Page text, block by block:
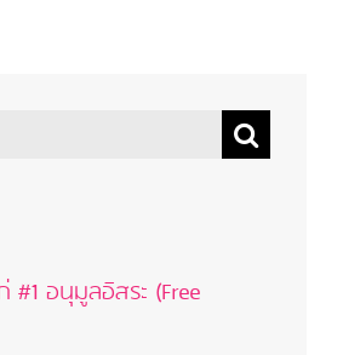
#1 อนุมูลอิสระ (Free